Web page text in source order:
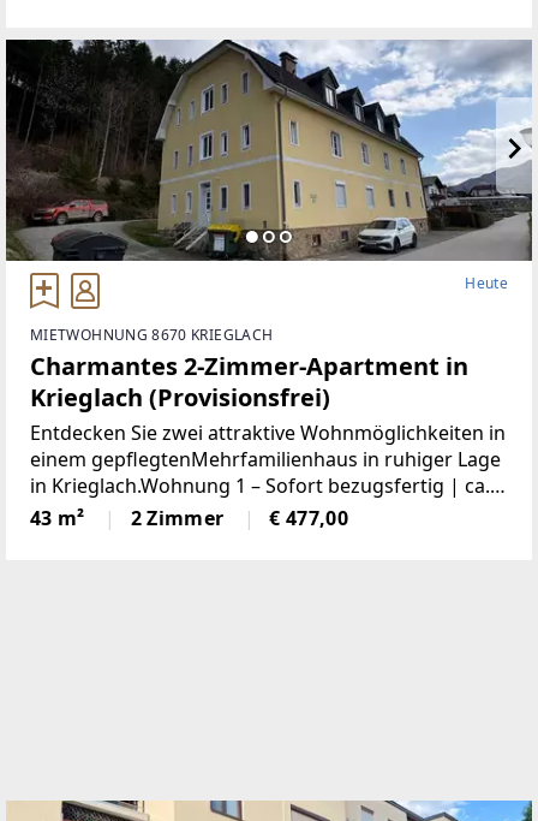
Heute
MIETWOHNUNG 8670 KRIEGLACH
Charmantes 2-Zimmer-Apartment in
Krieglach (Provisionsfrei)
Entdecken Sie zwei attraktive Wohnmöglichkeiten in
einem gepflegtenMehrfamilienhaus in ruhiger Lage
in Krieglach.Wohnung 1 – Sofort bezugsfertig | ca.
480 € BruttoFrisch und wie neu: Diese 43 m² große
Wohnung wurde komplett saniert. NeueKüche,
43 m² 2 Zimmer € 477,00